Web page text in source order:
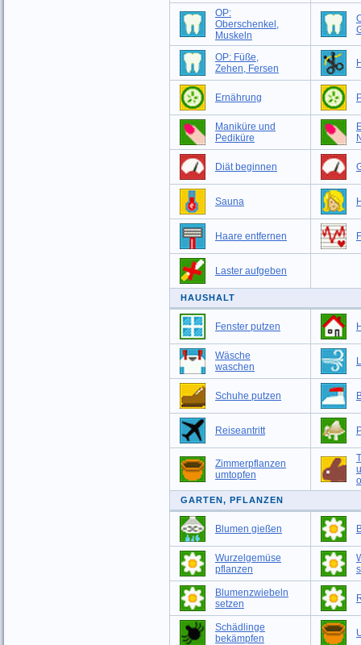
OP:
Oberschenkel,
Muskeln
OP: Füße,
Zehen, Fersen
Ernährung
Maniküre und
Pediküre
Diät beginnen
Sauna
Haare entfernen
Laster aufgeben
HAUSHALT
Fenster putzen
Wäsche
waschen
Schuhe putzen
Reiseantritt
Zimmerpflanzen
umtopfen
GARTEN, PFLANZEN
Blumen gießen
Wurzelgemüse
pflanzen
Blumenzwiebeln
setzen
Schädlinge
bekämpfen